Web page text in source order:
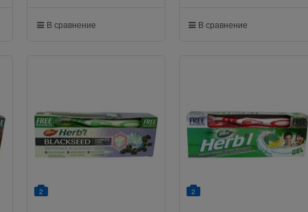
В сравнение В сравнение
2 2